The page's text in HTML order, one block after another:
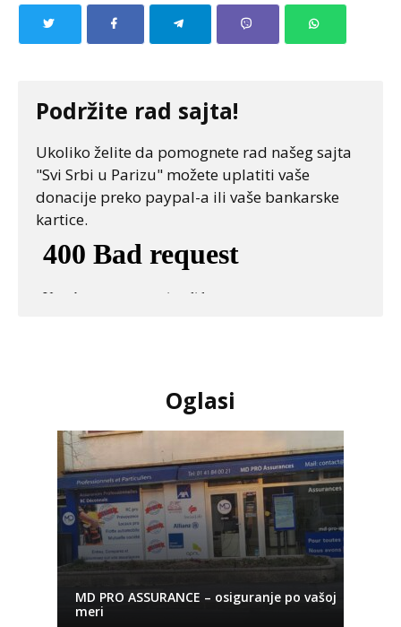
Podržite rad sajta!
Ukoliko želite da pomognete rad našeg sajta
"Svi Srbi u Parizu" možete uplatiti vaše
donacije preko paypal-a ili vaše bankarske
kartice.
Oglasi
MD PRO ASSURANCE – osiguranje po vašoj
meri